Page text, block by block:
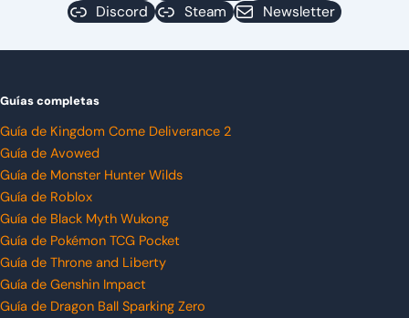
Discord
Steam Newsletter
Guías completas
Guía de Kingdom Come Deliverance 2
Guía de Avowed
Guía de Monster Hunter Wilds
Guía de Roblox
Guía de Black Myth Wukong
Guía de Pokémon TCG Pocket
Guía de Throne and Liberty
Guía de Genshin Impact
Guía de Dragon Ball Sparking Zero